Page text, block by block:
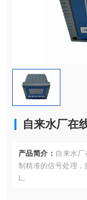
自来水厂在
产品简介： 自来水
制精准的信号处理
L。